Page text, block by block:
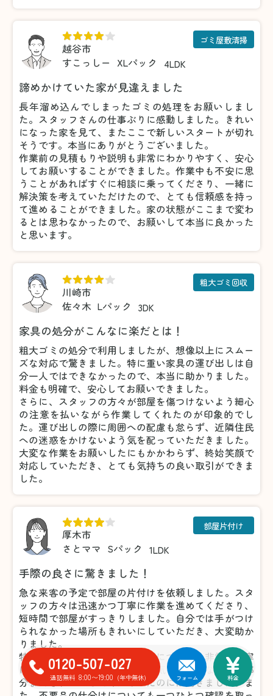
越谷市
すこっしー
XLパック 4LDK
ゴミ屋敷清掃
諦めかけていた家が見違えました
長年溜め込んでしまったゴミの処理をお願いしまし
た。スタッフさんの仕事ぶりに感動しました。きれい
になった家を見て、またここで新しいスタートが切れ
そうです。本当にありがとうございました。
作業前の見積もりや説明も非常にわかりやすく、安心
してお願いすることができました。作業中も不安に思
うことがあればすぐに相談に乗ってくださり、一緒に
解決策を考えていただけたので、とても信頼感を持っ
て進めることができました。家の状態がここまで変わ
るとは思わなかったので、お願いして本当に良かった
と思います。
川崎市
佐々木 Lパック 3DK
粗大ゴミ回収
家具の処分がこんなに楽だとは！
粗大ゴミの処分で利用しましたが、想像以上にスムー
ズな対応で驚きました。特に重い家具の運び出しは自
分一人ではできなかったので、本当に助かりました。
料金も明確で、安心してお願いできました。
さらに、スタッフの方々が部屋を傷つけないよう細心
の注意を払いながら作業してくれたのが印象的でし
た。運び出しの際に周囲への配慮も怠らず、近隣住民
への迷惑をかけないよう気を配っていただきました。
大変な作業をお願いしたにもかかわらず、終始笑顔で
対応していただき、とても気持ちの良い取引ができま
した。
厚木市
さとママ Sパック 1LDK
部屋片付け
手際の良さに驚きました！
急な来客の予定で部屋の片付けを依頼しました。スタ
ッフの方々は迅速かつ丁寧に作業を進めてくださり、
短時間で部屋がすっきりしました。自分では手がつけ
られなかった場所もきれいにしていただき、大変助か
りました。
特に細かい部分の片付けや掃除についても非常に丁寧
に対応していただき、こちらが気づいていなかった部
分まできれいにしてくださったのには驚きました。ま
0120-507-027
通話無料 8:00〜19:00 (年中無休) フォーム 料金